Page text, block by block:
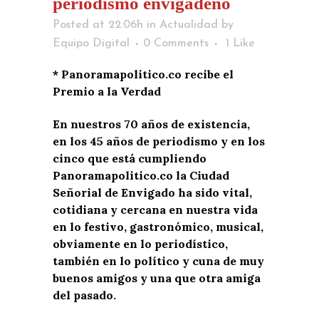
Posted at 22:06h in Actualidad
by
Equipo Digital
0 Comments 1 Like
* Panoramapolitico.co recibe el
Premio a la Verdad
En nuestros 70 años de existencia,
en los 45 años de periodismo y en los
cinco que está cumpliendo
Panoramapolitico.co la Ciudad
Señorial de Envigado ha sido vital,
cotidiana y cercana en nuestra vida
en lo festivo, gastronómico, musical,
obviamente en lo periodístico,
también en lo político y cuna de muy
buenos amigos y una que otra amiga
del pasado.